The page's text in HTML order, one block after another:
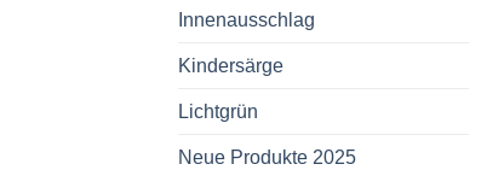
Innenausschlag
Kindersärge
Lichtgrün
Neue Produkte 2025